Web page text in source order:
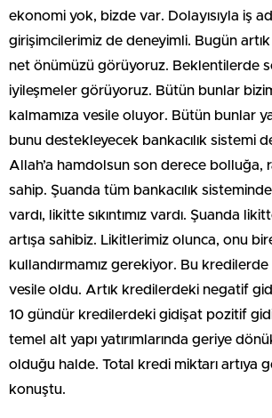
ekonomi yok, bizde var. Dolayısıyla iş
girişimcilerimiz de deneyimli. Bugün
net önümüzü görüyoruz. Beklentilerde
iyileşmeler görüyoruz. Bütün bunlar
kalmamıza vesile oluyor. Bütün bunlar
bunu destekleyecek bankacılık sistemi
Allah’a hamdolsun son derece bolluğa,
sahip. Şuanda tüm bankacılık
vardı, likitte sıkıntımız vardı. Şuanda
artışa sahibiz. Likitlerimiz olunca, onu
kullandırmamız gerekiyor. Bu
vesile oldu. Artık kredilerdeki negatif
10 gündür kredilerdeki gidişat pozitif
temel alt yapı yatırımlarında geriye
olduğu halde. Total kredi miktarı artıya
konuştu.